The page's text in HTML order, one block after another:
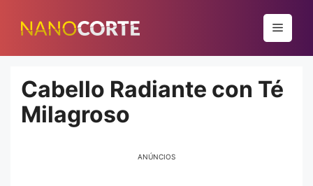
para
conteúdo
Menu
Cabello Radiante con Té
Milagroso
ANÚNCIOS